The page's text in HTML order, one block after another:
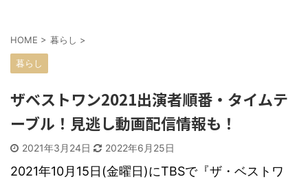
HOME > 暮らし >
暮らし
ザベストワン2021出演者順番・タイムテ
ーブル！見逃し動画配信情報も！
2021年3月24日 2022年6月25日
2021年10月15日(金曜日)にTBSで『ザ・ベストワ